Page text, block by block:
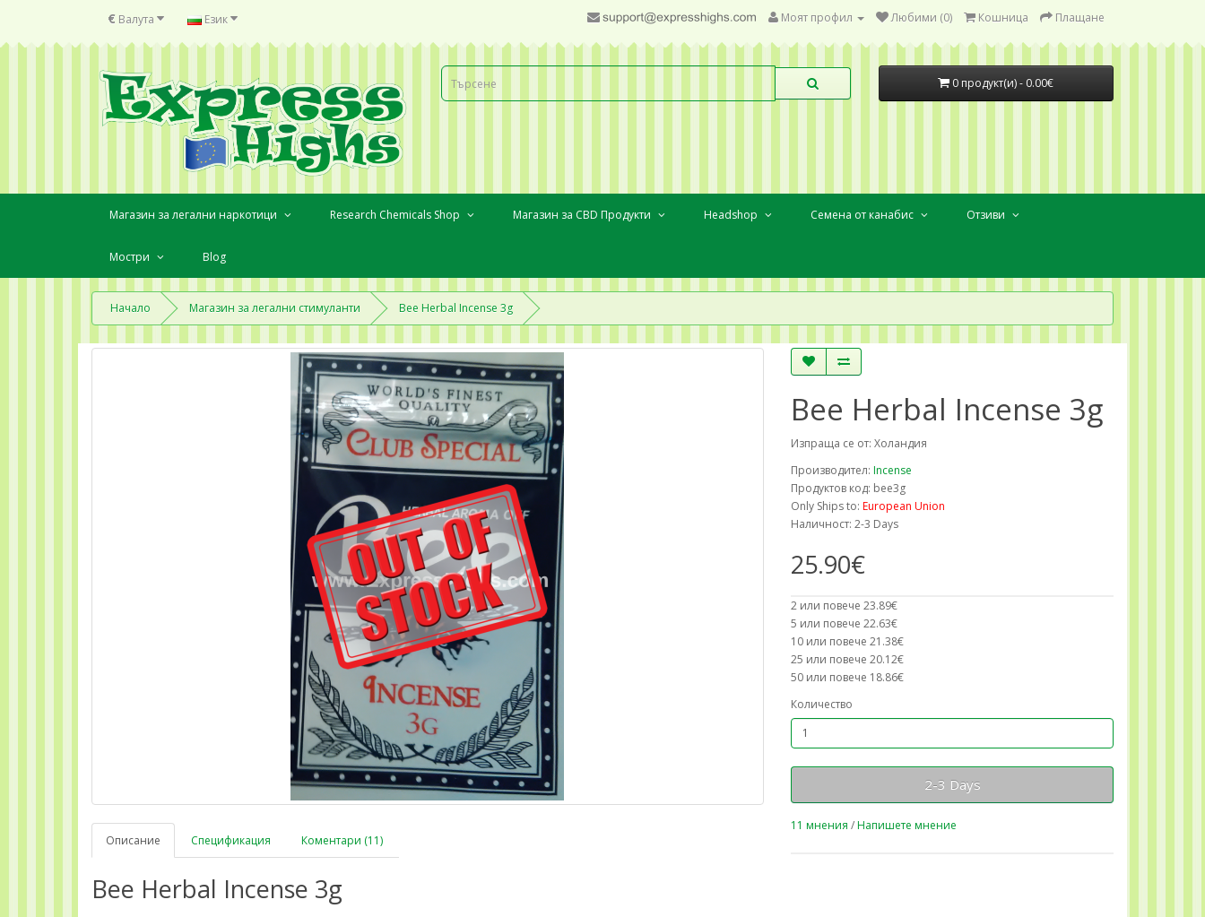
€ Валута Език Моят профил Любими (0) Кошница Плащане
0 продукт(и) - 0.00€
Магазин за легални наркотици Research Chemicals Shop Магазин за CBD Продукти Headshop Семена от канабис Отзиви
Мостри Blog
Начало Магазин за легални стимуланти Bee Herbal Incense 3g
Описание Спецификация Коментари (11)
Bee Herbal Incense 3g
Bee Herbal Incense 3g
Изпраща се от: Холандия
Производител: Incense
Продуктов код: bee3g
Only Ships to: European Union
Наличност: 2-3 Days
25.90€
2 или повече 23.89€
5 или повече 22.63€
10 или повече 21.38€
25 или повече 20.12€
50 или повече 18.86€
Количество
2-3 Days
11 мнения /Напишете мнение